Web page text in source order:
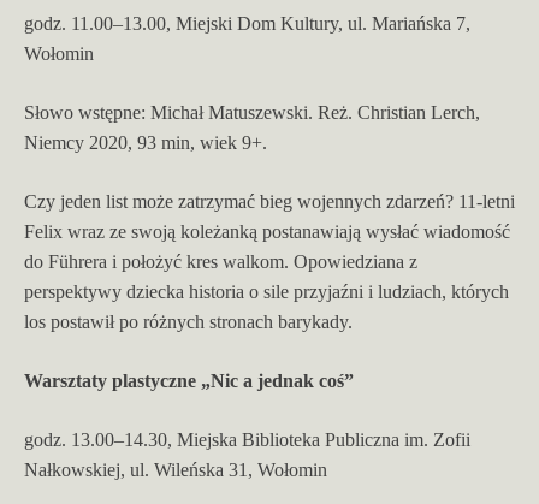
godz. 11.00–13.00, Miejski Dom Kultury, ul. Mariańska 7,
Wołomin
Słowo wstępne: Michał Matuszewski. Reż. Christian Lerch,
Niemcy 2020, 93 min, wiek 9+.
Czy jeden list może zatrzymać bieg wojennych zdarzeń? 11-letni
Felix wraz ze swoją koleżanką postanawiają wysłać wiadomość
do Führera i położyć kres walkom. Opowiedziana z
perspektywy dziecka historia o sile przyjaźni i ludziach, których
los postawił po różnych stronach barykady.
Warsztaty plastyczne „Nic a jednak coś”
godz. 13.00–14.30, Miejska Biblioteka Publiczna im. Zofii
Nałkowskiej, ul. Wileńska 31, Wołomin